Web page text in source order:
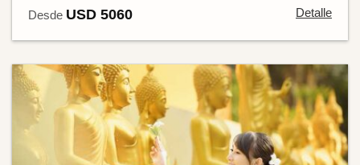
Desde USD 5060 Detalle